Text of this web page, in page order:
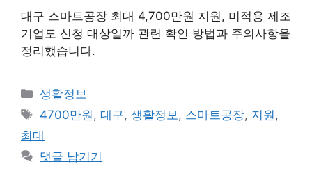
대구 스마트공장 최대 4,700만원 지원, 미적용 제조
기업도 신청 대상일까 관련 확인 방법과 주의사항을
정리했습니다.
카
테
리
생활정보
태
그
4700만원,대구,생활정보, 스마트공장, 지원,
최대
댓글 남기기